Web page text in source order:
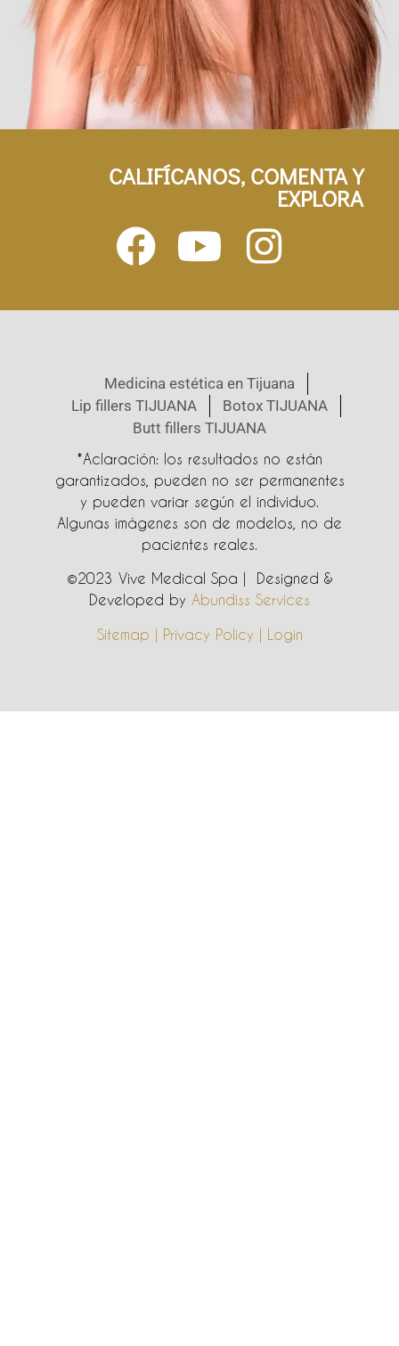
CALIFÍCANOS, COMENTA Y
EXPLORA
Medicina estética en Tijuana
Lip fillers TIJUANA
Botox TIJUANA
Butt fillers TIJUANA
*Aclaración: los resultados no están
garantizados, pueden no ser permanentes
y pueden variar según el individuo.
Algunas imágenes son de modelos, no de
pacientes reales.
©2023 Vive Medical Spa | Designed &
Developed by Abundiss Services
Sitemap | Privacy Policy | Login